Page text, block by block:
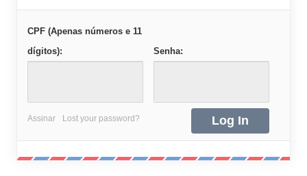
CPF (Apenas números e 11
dígitos):
Senha:
Assinar Lost your password?